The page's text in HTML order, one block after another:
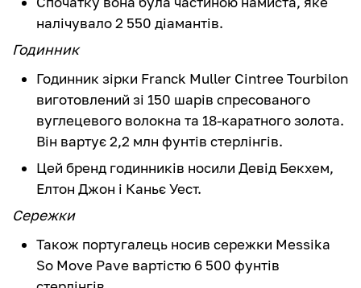
налічувало 2 550 діамантів.
Годинник
Годинник зірки Franck Muller Cintree Tourbilon
виготовлений зі 150 шарів спресованого
вуглецевого волокна та 18-каратного золота.
Він вартує 2,2 млн фунтів стерлінгів.
Цей бренд годинників носили Девід Бекхем,
Елтон Джон і Каньє Уест.
Сережки
Також португалець носив сережки Messika
So Move Pave вартістю 6 500 фунтів